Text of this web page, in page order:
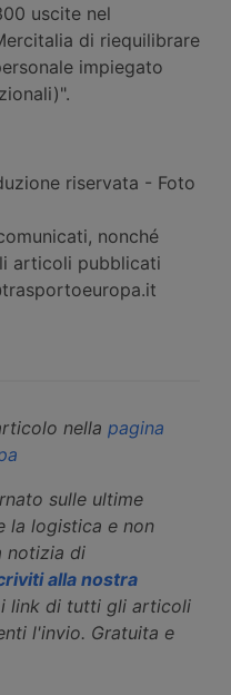
uscite nel
di riequilibrare
impiegato
riservata - Foto
nonché
articoli pubblicati
nella pagina
sulle ultime
la logistica e non
notizia di
alla nostra
link di tutti gli articoli
l'invio. Gratuita e